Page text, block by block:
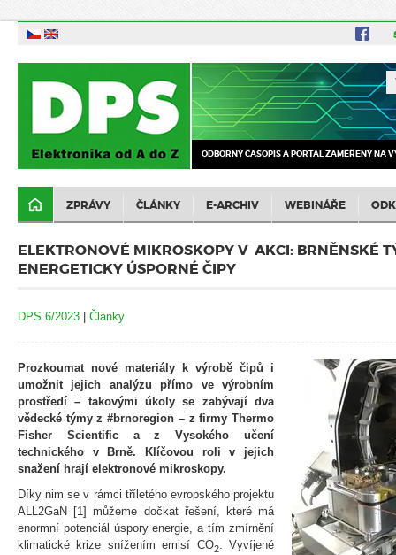
ODBORNÝ ČASOPIS A PORTÁL ZAMĚŘENÝ NA
ZPRÁVY ČLÁNKY E-ARCHIV WEBINÁŘE
ELEKTRONOVÉ MIKROSKOPY V AKCI: BRNĚNSKÉ
ENERGETICKY ÚSPORNÉ ČIPY
DPS 6/2023 | Články
Prozkoumat nové materiály k výrobě čipů i
umožnit jejich analýzu přímo ve výrobním
prostředí – takovými úkoly se zabývají dva
vědecké týmy z #brnoregion – z firmy Thermo
Fisher Scientific a z Vysokého učení
technického v Brně. Klíčovou roli v jejich
snažení hrají elektronové mikroskopy.
Díky nim se v rámci tříletého evropského projektu
ALL2GaN [1] můžeme dočkat řešení, které má
enormní potenciál úspory energie, a tím zmírnění
klimatické krize snížením emisí CO2. Vyvíjené